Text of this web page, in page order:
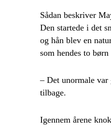
Sådan beskriver
Den startede i det
og hån blev en
som hendes to
– Det unormale
tilbage.
Igennem årene